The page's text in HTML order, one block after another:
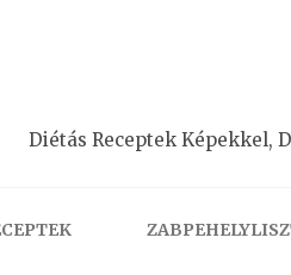
Diétás Receptek Képekkel,